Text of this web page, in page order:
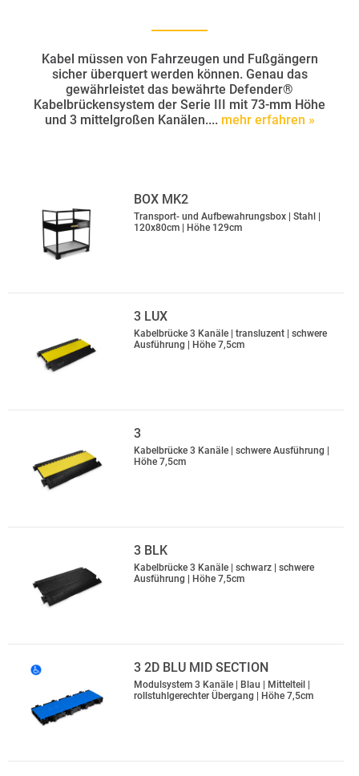
Kabel müssen von Fahrzeugen und Fußgängern
sicher überquert werden können. Genau das
gewährleistet das bewährte Defender®
Kabelbrückensystem der Serie III mit 73-mm Höhe
und 3 mittelgroßen Kanälen.... mehr erfahren »
BOX MK2
Transport- und Aufbewahrungsbox | Stahl |
120x80cm | Höhe 129cm
3 LUX
Kabelbrücke 3 Kanäle | transluzent | schwere
Ausführung | Höhe 7,5cm
3
Kabelbrücke 3 Kanäle | schwere Ausführung |
Höhe 7,5cm
3 BLK
Kabelbrücke 3 Kanäle | schwarz | schwere
Ausführung | Höhe 7,5cm
3 2D BLU MID SECTION
Modulsystem 3 Kanäle | Blau | Mittelteil |
rollstuhlgerechter Übergang | Höhe 7,5cm